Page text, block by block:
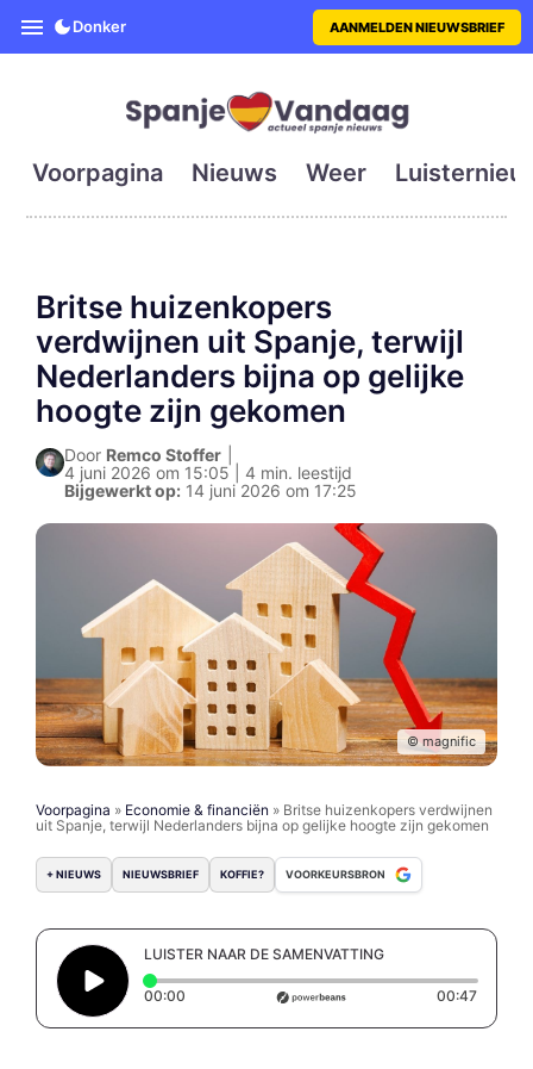
SpanjeVandaag is de eerste
Donker AANMELDEN NIEUWSBRIEF
Voorpagina Nieuws Weer
Britse huizenkopers
verdwijnen uit Spanje, terwijl
Nederlanders bijna op gelijke
hoogte zijn gekomen
Door Remco Stoffer
4 juni 2026 om 15:05 | 4 min. leestijd
Bijgewerkt op: 14 juni 2026 om 17:25
© magnific
Voorpagina » Economie & financiën » Britse huizenkopers verdwijnen
uit Spanje, terwijl Nederlanders bijna op gelijke hoogte zijn gekomen
+ NIEUWS NIEUWSBRIEF KOFFIE? VOORKEURSBRON
LUISTER NAAR DE SAMENVATTING
00:00 Elapsed time: 0 seconds 00:47